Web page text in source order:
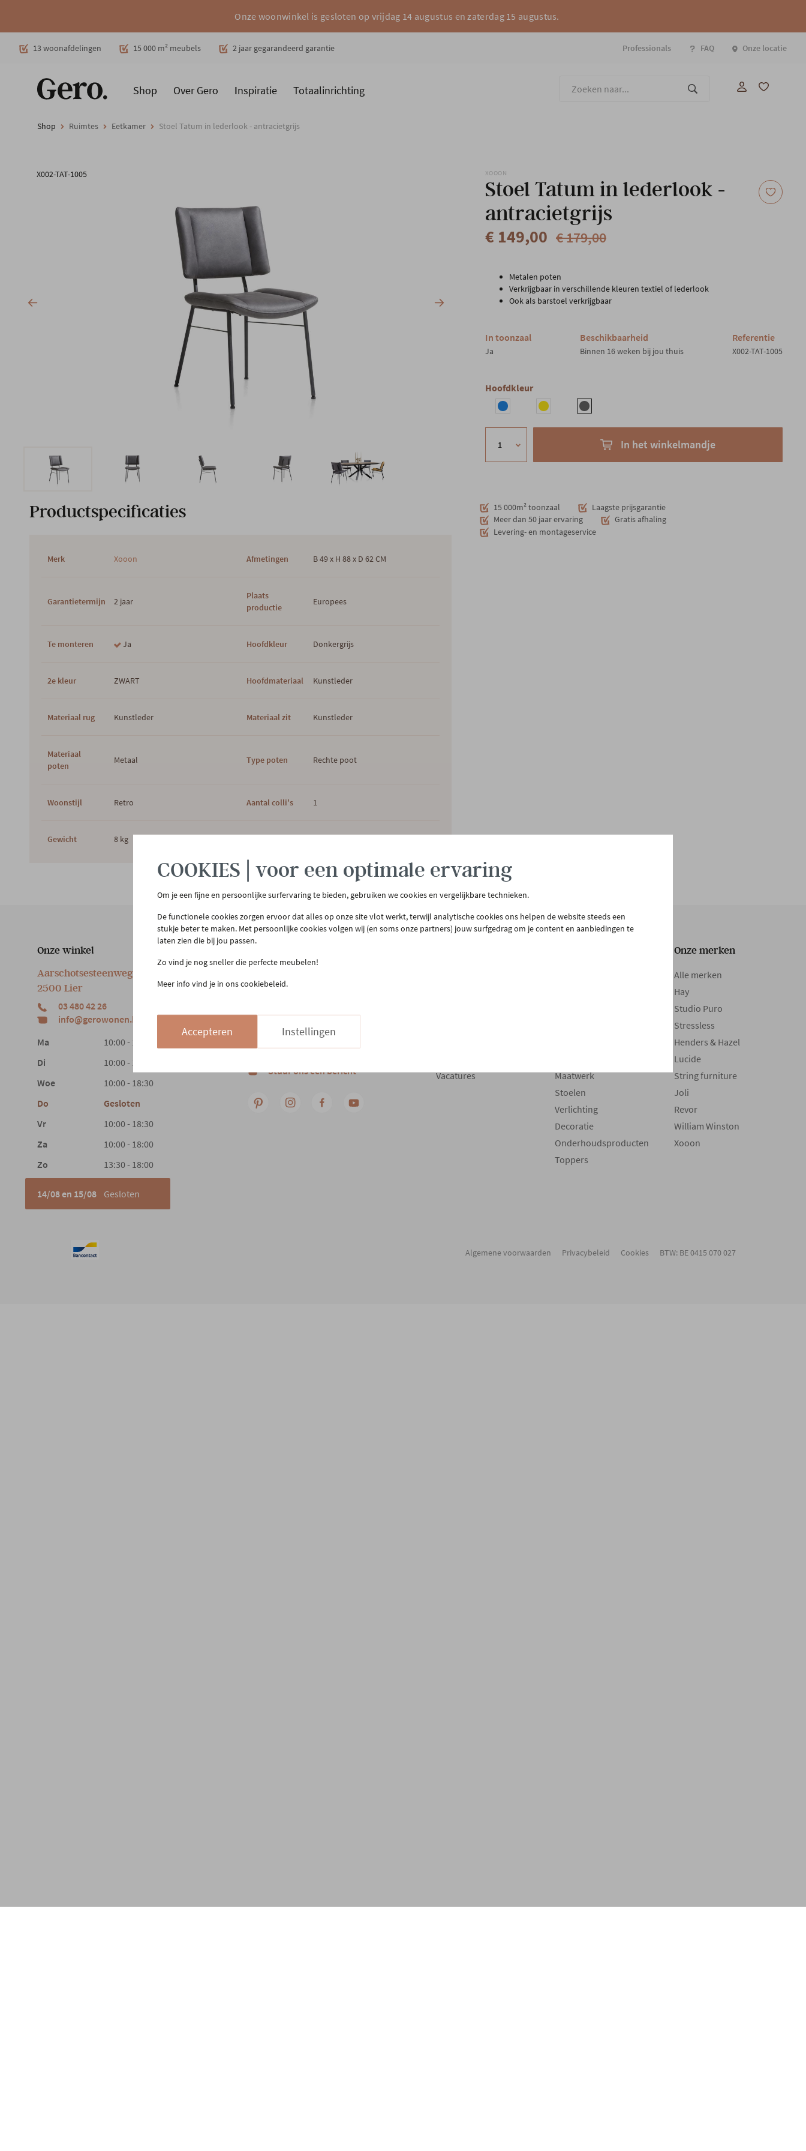
Onze woonwinkel is gesloten op vrijdag 14 augustus en zaterdag 15 augustus.
13 woonafdelingen 15 000 m² meubels 2 jaar gegarandeerd garantie Professionals FAQ Onze locatie
Shop Over Gero Inspiratie Totaalinrichting
Promoties Producten Cadeaubon Woonstijlen Ruimtes Merken
Shop Ruimtes Eetkamer Stoel Tatum in lederlook - antracietgrijs
X002-TAT-1005 XOOON
Stoel Tatum in lederlook -
antracietgrijs
€ 149,00 € 179,00
Metalen poten
Verkrijgbaar in verschillende kleuren textiel of lederlook
Ook als barstoel verkrijgbaar
In toonzaal
Ja
Beschikbaarheid
Binnen 16 weken bij jou thuis
Referentie
X002-TAT-1005
Hoofdkleur
In het winkelmandje
15 000m² toonzaal
Laagste prijsgarantie
Meer dan 50 jaar ervaring
Gratis afhaling
Levering- en montageservice
Productspecificaties
Merk Xooon Afmetingen B 49 x H 88 x D 62 CM
Garantietermijn 2 jaar
Plaats
productie
Europees
Te monteren Ja Hoofdkleur Donkergrijs
2e kleur ZWART Hoofdmateriaal Kunstleder
Materiaal rug Kunstleder Materiaal zit Kunstleder
Materiaal
poten
Metaal Type poten Rechte poot
Woonstijl Retro Aantal colli's 1
Gewicht 8 kg
Onze winkel
Aarschotsesteenweg 151
2500 Lier
03 480 42 26
info@gerowonen.be
Ma
10:00 - 18:30
Di
10:00 - 18:30
Woe
10:00 - 18:30
Do
Gesloten
Vr
10:00 - 18:30
Za
10:00 - 18:00
Zo
13:30 - 18:00
14/08 en 15/08 Gesloten
Laagsteprijsgarantie
03 480 42 26
Stuur ons een bericht
Vacatures
Maatwerk
Stoelen
Verlichting
Decoratie
Onderhoudsproducten
Toppers
Onze merken
Alle merken
Hay
Studio Puro
Stressless
Henders & Hazel
Lucide
String furniture
Joli
Revor
William Winston
Xooon
Algemene voorwaarden Privacybeleid Cookies BTW: BE 0415 070 027
COOKIES | voor een optimale ervaring
Om je een fijne en persoonlijke surfervaring te bieden, gebruiken we cookies en vergelijkbare technieken.
De functionele cookies zorgen ervoor dat alles op onze site vlot werkt, terwijl analytische cookies ons helpen de website steeds een
stukje beter te maken. Met persoonlijke cookies volgen wij (en soms onze partners) jouw surfgedrag om je content en aanbiedingen te
laten zien die bij jou passen.
Zo vind je nog sneller die perfecte meubelen!
Meer info vind je in ons cookiebeleid.
Accepteren Instellingen